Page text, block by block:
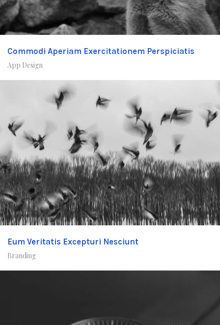
Commodi Aperiam Exercitationem Perspiciatis
App Design
Eum Veritatis Excepturi Nesciunt
Branding